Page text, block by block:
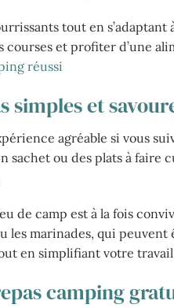
tout en
et profiter d’une
réussi
simples et
agréable si vous
sachet ou des plats à
de camp est à la fois
les marinades, qui
en simplifiant votre
camping